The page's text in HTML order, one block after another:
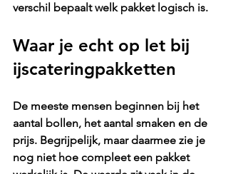
verschil bepaalt welk pakket logisch is.
Waar je echt op let bij
ijscateringpakketten
De meeste mensen beginnen bij het
aantal bollen, het aantal smaken en de
prijs. Begrijpelijk, maar daarmee zie je
nog niet hoe compleet een pakket